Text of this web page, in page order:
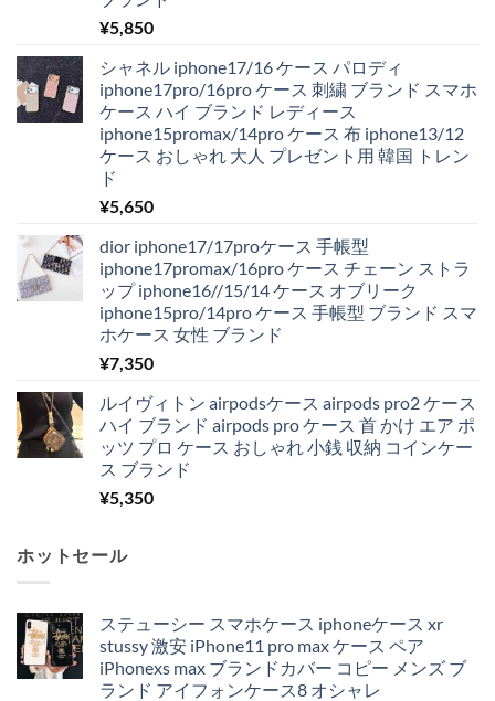
¥5,850
シャネル iphone17/16 ケース パロディ
iphone17pro/16pro ケース 刺繍 ブランド スマホ
ケース ハイ ブランド レディース
iphone15promax/14pro ケース 布 iphone13/12
ケース おしゃれ 大人 プレゼント用 韓国 トレン
ド
¥5,650
dior iphone17/17proケース 手帳型
iphone17promax/16pro ケース チェーン ストラ
ップ iphone16//15/14 ケース オブリーク
iphone15pro/14pro ケース 手帳型 ブランド スマ
ホケース 女性 ブランド
¥7,350
ルイヴィトン airpodsケース airpods pro2 ケース
ハイ ブランド airpods pro ケース 首 かけ エア ポ
ッツ プロ ケース おしゃれ 小銭 収納 コインケー
ス ブランド
¥5,350
ホットセール
ステューシー スマホケース iphoneケース xr
stussy 激安 iPhone11 pro max ケース ペア
iPhonexs max ブランドカバー コピー メンズ ブ
ランド アイフォンケース8 オシャレ